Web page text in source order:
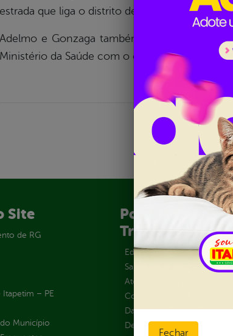
estrada que liga o distrito de São Vicente até o
Adelmo e Gonzaga também visitaram a
Ministério da Saúde com o objetivo de
Site
de RG
Itapetim – PE
Município
Portal da
Transparência
Educação
Saúde
Atos normativos
Convênios e Transferências
Dados Abertos
Despesas
Fechar